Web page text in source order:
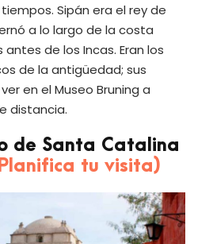
Sipán era el rey de
a lo largo de la costa
de los Incas. Eran los
de la antigüedad; sus
en el Museo Bruning a
distancia.
de Santa Catalina
tu visita)